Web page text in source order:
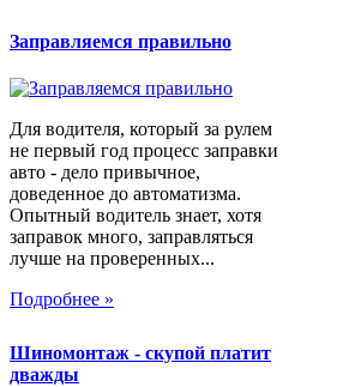
Заправляемся правильно
Для водителя, который за рулем
не первый год процесс заправки
авто - дело привычное,
доведенное до автоматизма.
Опытный водитель знает, хотя
заправок много, заправляться
лучше на проверенных...
Подробнее »
Шиномонтаж - скупой платит
дважды